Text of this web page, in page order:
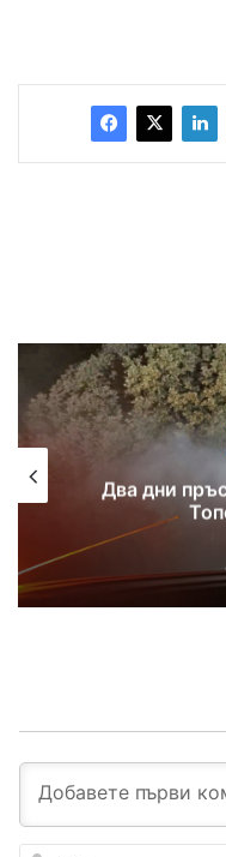
Два дни